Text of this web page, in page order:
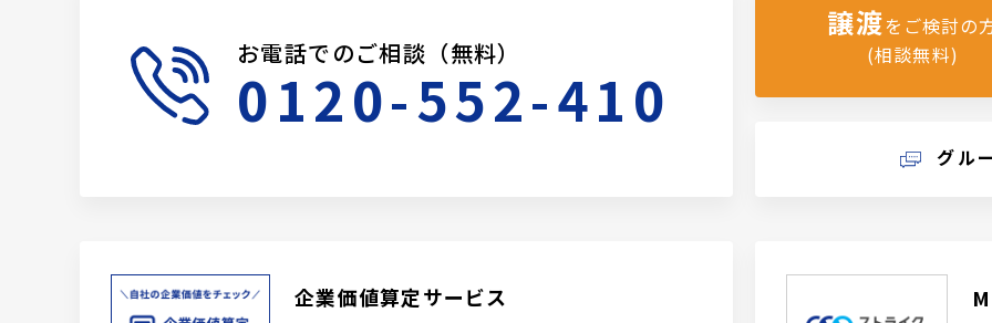
お電話でのご相談（無料）
0120-552-410
譲渡をご検討の
(相談無料)
グル
企業価値算定サービス